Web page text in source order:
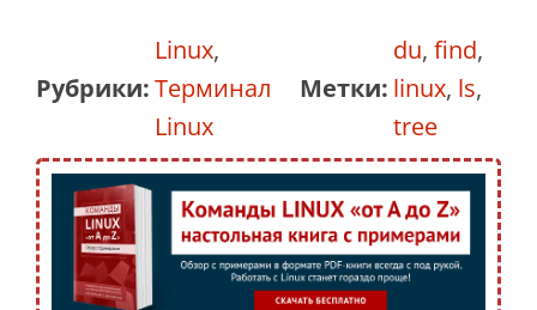
Рубрики:
Linux,
Терминал
Linux
Метки:
du, find,
linux, ls,
tree